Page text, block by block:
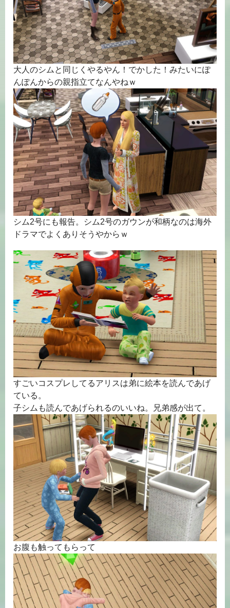
大人のシムと同じくやるやん！でかした！みたいにぽ
んぽんからの親指立てなんやねｗ
シム2号にも報告。シム2号のガウンが和柄なのは海外
ドラマでよくありそうやからｗ
すごいコスプレしてるアリスは弟に絵本を読んであげ
ている。
子シムも読んであげられるのいいね。兄弟感が出て。
お腹も触ってもらって